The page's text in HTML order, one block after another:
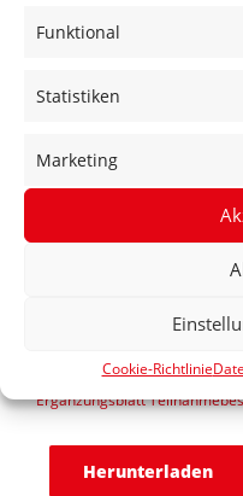
Funktional
Statistiken
Marketing
Cookie-Richtlinie
Herunterladen
Abrechnung
Herunterladen
Ergänzungsblatt
Herunterladen